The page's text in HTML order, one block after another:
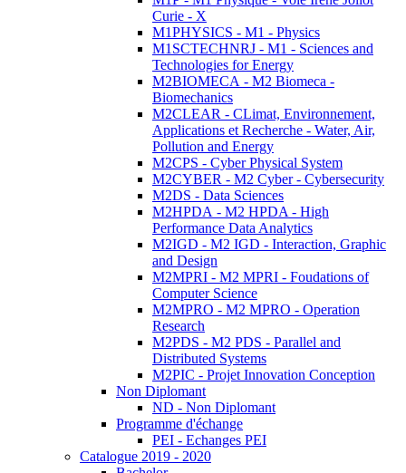
Curie - X
M1PHYSICS - M1 - Physics
M1SCTECHNRJ - M1 - Sciences and
Technologies for Energy
M2BIOMECA - M2 Biomeca -
Biomechanics
M2CLEAR - CLimat, Environnement,
Applications et Recherche - Water, Air,
Pollution and Energy
M2CPS - Cyber Physical System
M2CYBER - M2 Cyber - Cybersecurity
M2DS - Data Sciences
M2HPDA - M2 HPDA - High
Performance Data Analytics
M2IGD - M2 IGD - Interaction, Graphic
and Design
M2MPRI - M2 MPRI - Foudations of
Computer Science
M2MPRO - M2 MPRO - Operation
Research
M2PDS - M2 PDS - Parallel and
Distributed Systems
M2PIC - Projet Innovation Conception
Non Diplomant
ND - Non Diplomant
Programme d'échange
PEI - Echanges PEI
Catalogue 2019 - 2020